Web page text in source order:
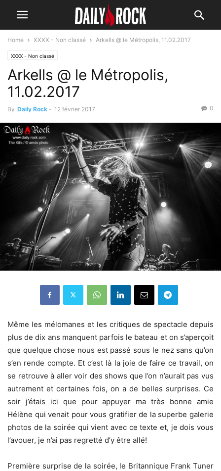
Home XXXX - Non classé Arkells @ le Métropolis, 11.02.2017
XXXX - Non classé
Arkells @ le Métropolis,
11.02.2017
By Daily Rock - 12 février 2017 0
Même les mélomanes et les critiques de spectacle depuis
plus de dix ans manquent parfois le bateau et on s’aperçoit
que quelque chose nous est passé sous le nez sans qu’on
s’en rende compte. Et c’est là la joie de faire ce travail, on
se retrouve à aller voir des shows que l’on n’aurait pas vus
autrement et certaines fois, on a de belles surprises. Ce
soir j’étais ici que pour appuyer ma très bonne amie
Hélène qui venait pour vous gratifier de la superbe galerie
photos de la soirée qui vient avec ce texte et, je dois vous
l’avouer, je n’ai pas regretté d’y être allé!
Première surprise de la soirée, le Britannique Frank Tuner